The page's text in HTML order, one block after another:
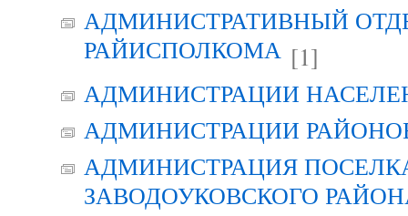
АДМИНИСТРАТИВНЫЙ
РАЙИСПОЛКОМА [1]
АДМИНИСТРАЦИИ
АДМИНИСТРАЦИИ
АДМИНИСТРАЦИЯ
ЗАВОДОУКОВСКОГО